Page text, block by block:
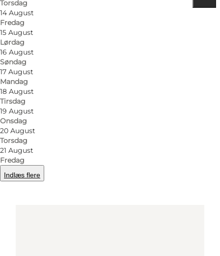
Torsdag
14 August
Fredag
15 August
Lørdag
16 August
Søndag
17 August
Mandag
18 August
Tirsdag
19 August
Onsdag
20 August
Torsdag
21 August
Fredag
Indlæs flere
Find vej
Østre Mole
5400 Bogense